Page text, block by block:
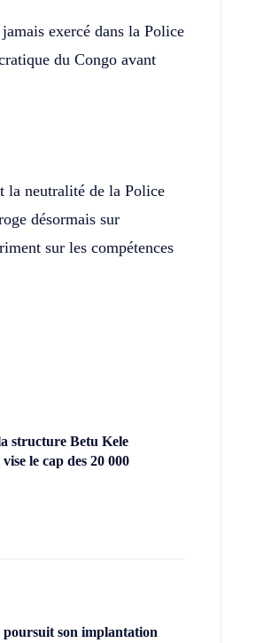
exercé dans la Police
du Congo avant
la neutralité de la Police
désormais sur
sur les compétences
structure Betu Kele
le cap des 20 000
son implantation